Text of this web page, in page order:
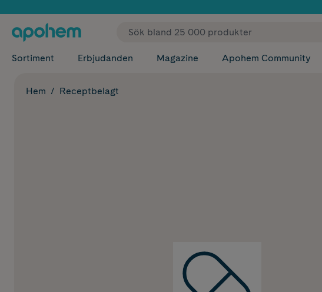
✓ Fri frakt
Sortiment Erbjudanden Magazine Apohem Community
Hem Receptbelagt